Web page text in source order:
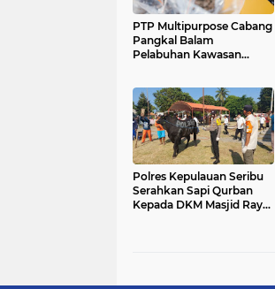
PTP Multipurpose Cabang
Pangkal Balam
Pelabuhan Kawasan
Polres Kepulauan Seribu
Serahkan Sapi Qurban
Kepada DKM Masjid Raya